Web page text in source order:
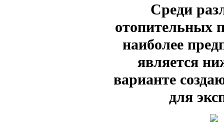
Среди
отопительных
наиболее
является
варианте
для